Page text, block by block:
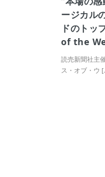
ージカル
ドのトッ
of the
読売新聞社主
ス・オブ・ウ